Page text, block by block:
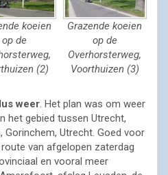
koeien
op de
(2)
Grazende koeien
op de
Overhorsterweg,
Voorthuizen (3)
weer. Het plan was om weer
het gebied tussen Utrecht,
Gorinchem, Utrecht. Goed voor
van afgelopen zaterdag
en vooral meer